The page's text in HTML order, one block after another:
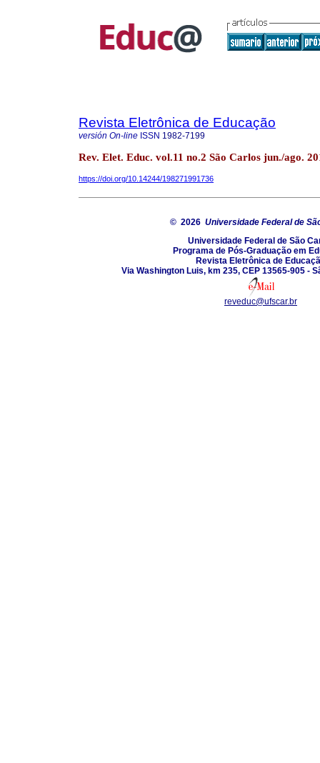
Revista Eletrônica de Educação
versión On-line ISSN 1982-7199
Rev. Elet. Educ. vol.11 no.2 São Carlos jun./ago.
https://doi.org/10.14244/198271991736
© 2026 Universidade Federal de
Universidade Federal de São
Programa de Pós-Graduação em
Revista Eletrônica de
Via Washington Luis, km 235, CEP 13565-905 -
reveduc@ufscar.br